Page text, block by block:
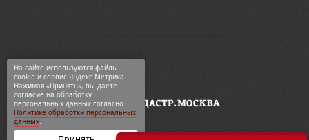
На сайте используются файлы
cookie и сервис Яндекс Метрика.
Нажимая «Принять», вы даёте
согласие на обработку
персональных данных согласно
Политике обработки персональных
данных.